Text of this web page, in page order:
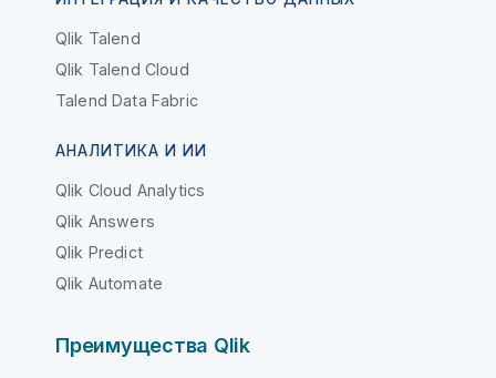
Qlik Talend
Qlik Talend Cloud
Talend Data Fabric
АНАЛИТИКА И ИИ
Qlik Cloud Analytics
Qlik Answers
Qlik Predict
Qlik Automate
Преимущества Qlik